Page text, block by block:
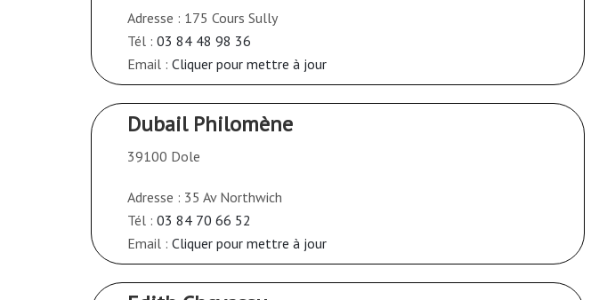
Adresse : 175 Cours Sully
Tél : 03 84 48 98 36
Email : Cliquer pour mettre à jour
Dubail Philomène
39100 Dole
Adresse : 35 Av Northwich
Tél : 03 84 70 66 52
Email : Cliquer pour mettre à jour